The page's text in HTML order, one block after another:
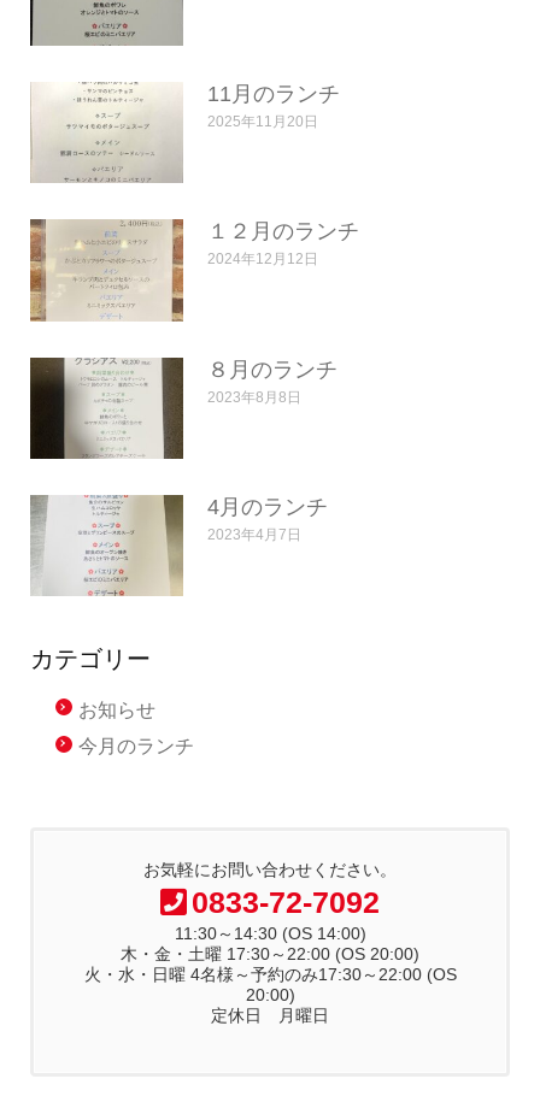
11月のランチ
2025年11月20日
１２月のランチ
2024年12月12日
８月のランチ
2023年8月8日
4月のランチ
2023年4月7日
カテゴリー
お知らせ
今月のランチ
お気軽にお問い合わせください。
0833-72-7092
11:30～14:30 (OS 14:00)
木・金・土曜 17:30～22:00 (OS 20:00)
火・水・日曜 4名様～予約のみ17:30～22:00 (OS
20:00)
定休日 月曜日